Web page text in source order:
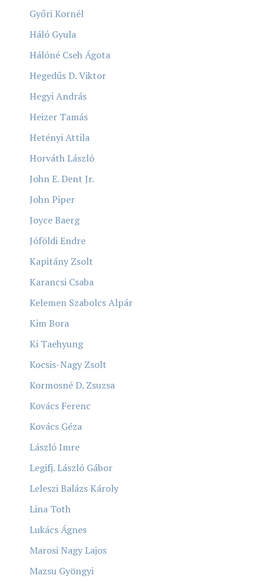
Győri Kornél
Háló Gyula
Hálóné Cseh Ágota
Hegedűs D. Viktor
Hegyi András
Heizer Tamás
Hetényi Attila
Horváth László
John E. Dent Jr.
John Piper
Joyce Baerg
Jóföldi Endre
Kapitány Zsolt
Karancsi Csaba
Kelemen Szabolcs Alpár
Kim Bora
Ki Taehyung
Kocsis-Nagy Zsolt
Kormosné D. Zsuzsa
Kovács Ferenc
Kovács Géza
László Imre
Legifj. László Gábor
Leleszi Balázs Károly
Lina Toth
Lukács Ágnes
Marosi Nagy Lajos
Mazsu Gyöngyi